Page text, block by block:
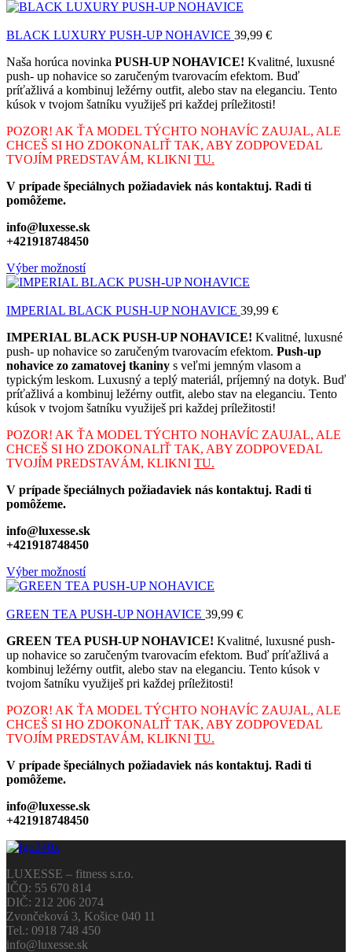
BLACK LUXURY PUSH-UP NOHAVICE 39,99 €
Naša horúca novinka PUSH-UP NOHAVICE! Kvalitné, luxusné
push- up nohavice so zaručeným tvarovacím efektom. Buď
príťažlivá a kombinuj ležérny outfit, alebo stav na eleganciu. Tento
kúsok v tvojom šatníku využiješ pri každej príležitosti!
POZOR! AK ŤA MODEL TÝCHTO NOHAVÍC ZAUJAL, ALE
CHCEŠ SI HO ZDOKONALIŤ TAK, ABY ZODPOVEDAL
TVOJÍM PREDSTAVÁM, KLIKNI TU.
V prípade špeciálnych požiadaviek nás kontaktuj. Radi ti
pomôžeme.
info@luxesse.sk
+421918748450
Výber možností
IMPERIAL BLACK PUSH-UP NOHAVICE 39,99 €
IMPERIAL BLACK PUSH-UP NOHAVICE! Kvalitné, luxusné
push- up nohavice so zaručeným tvarovacím efektom. Push-up
nohavice zo zamatovej tkaniny s veľmi jemným vlasom a
typickým leskom. Luxusný a teplý materiál, príjemný na dotyk. Buď
príťažlivá a kombinuj ležérny outfit, alebo stav na eleganciu. Tento
kúsok v tvojom šatníku využiješ pri každej príležitosti!
POZOR! AK ŤA MODEL TÝCHTO NOHAVÍC ZAUJAL, ALE
CHCEŠ SI HO ZDOKONALIŤ TAK, ABY ZODPOVEDAL
TVOJÍM PREDSTAVÁM, KLIKNI TU.
V prípade špeciálnych požiadaviek nás kontaktuj. Radi ti
pomôžeme.
info@luxesse.sk
+421918748450
Výber možností
GREEN TEA PUSH-UP NOHAVICE 39,99 €
GREEN TEA PUSH-UP NOHAVICE! Kvalitné, luxusné push-
up nohavice so zaručeným tvarovacím efektom. Buď príťažlivá a
kombinuj ležérny outfit, alebo stav na eleganciu. Tento kúsok v
tvojom šatníku využiješ pri každej príležitosti!
POZOR! AK ŤA MODEL TÝCHTO NOHAVÍC ZAUJAL, ALE
CHCEŠ SI HO ZDOKONALIŤ TAK, ABY ZODPOVEDAL
TVOJÍM PREDSTAVÁM, KLIKNI TU.
V prípade špeciálnych požiadaviek nás kontaktuj. Radi ti
pomôžeme.
info@luxesse.sk
+421918748450
LUXESSE – fitness s.r.o.
IČO: 55 670 814
DIČ: 212 206 2074
Zvončeková 3, Košice 040 11
Tel.: 0918 748 450
info@luxesse.sk